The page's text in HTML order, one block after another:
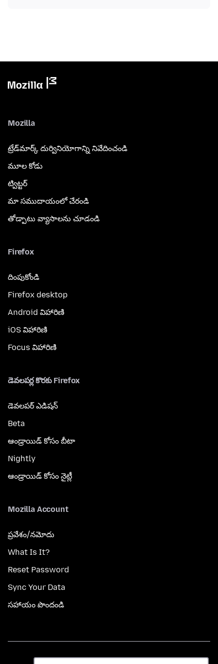
Mozilla
ట్రేడ్‌మార్క్ దుర్వినియోగాన్ని నివేదించండి
మూల కోడు
ట్విట్టర్
మా సముదాయంలో చేరండి
తోడ్పాటు వ్యాసాలను చూడండి
Firefox
దింపుకోండి
Firefox desktop
Android విహారిణి
iOS విహారిణి
Focus విహారిణి
డెవలపర్ల కొరకు Firefox
డెవలపర్ ఎడిషన్
Beta
ఆండ్రాయిడ్ కోసం బీటా
Nightly
ఆండ్రాయిడ్ కోసం నైట్లీ
Mozilla Account
ప్రవేశం/నమోదు
What Is It?
Reset Password
Sync Your Data
సహాయం పొందండి
భాష